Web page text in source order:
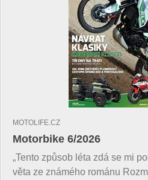
MOTOLIFE.CZ
Motorbike 6/2026
„Tento způsob léta zdá se mi
věta ze známého románu